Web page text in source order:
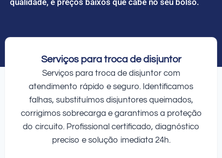
Serviços para troca de disjuntor
Serviços para troca de disjuntor com
atendimento rápido e seguro. Identificamos
falhas, substituímos disjuntores queimados,
corrigimos sobrecarga e garantimos a proteção
do circuito. Profissional certificado, diagnóstico
preciso e solução imediata 24h.